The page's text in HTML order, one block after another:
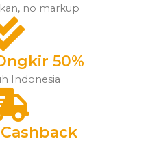
no markup
50%
Indonesia